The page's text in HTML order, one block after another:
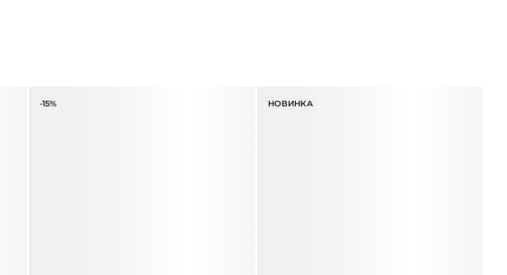
-15% НОВИНКА